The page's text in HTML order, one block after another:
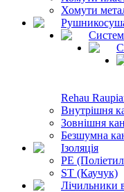
Хомути
Rehau
Внутрішня
Зовнішня
Безшумна
Ізоляція
PE
ST (Каучук)
Лічильники